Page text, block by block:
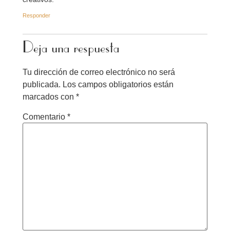
Responder
Deja una respuesta
Tu dirección de correo electrónico no será
publicada. Los campos obligatorios están
marcados con *
Comentario *